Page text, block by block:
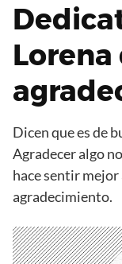
Lorena
Dicen que es de
Agradecer algo
hace sentir mejor
agradecimiento.